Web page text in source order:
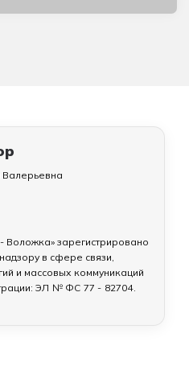
зарегистрировано
в сфере связи,
и массовых коммуникаций
ЭЛ № ФС 77 - 82704.